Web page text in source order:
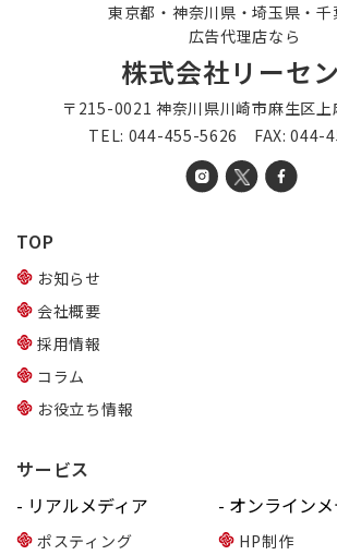
東京都・神奈川県・埼玉県・千
広告代理店なら
株式会社リーセ
〒215-0021 神奈川県川崎市麻生区
TEL: 044-455-5626 FAX: 044-
TOP
お知らせ
会社概要
採用情報
コラム
お役立ち情報
サービス
- リアルメディア
ポスティング
- オンライン
HP制作